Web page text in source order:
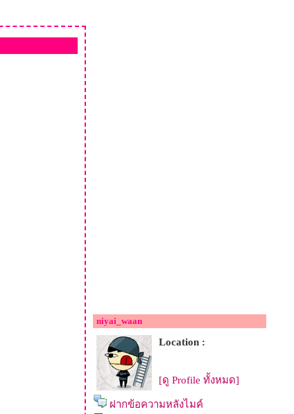
niyai_waan
Location :
[ดู Profile ทั้งหมด]
ฝากข้อความหลังไมค์